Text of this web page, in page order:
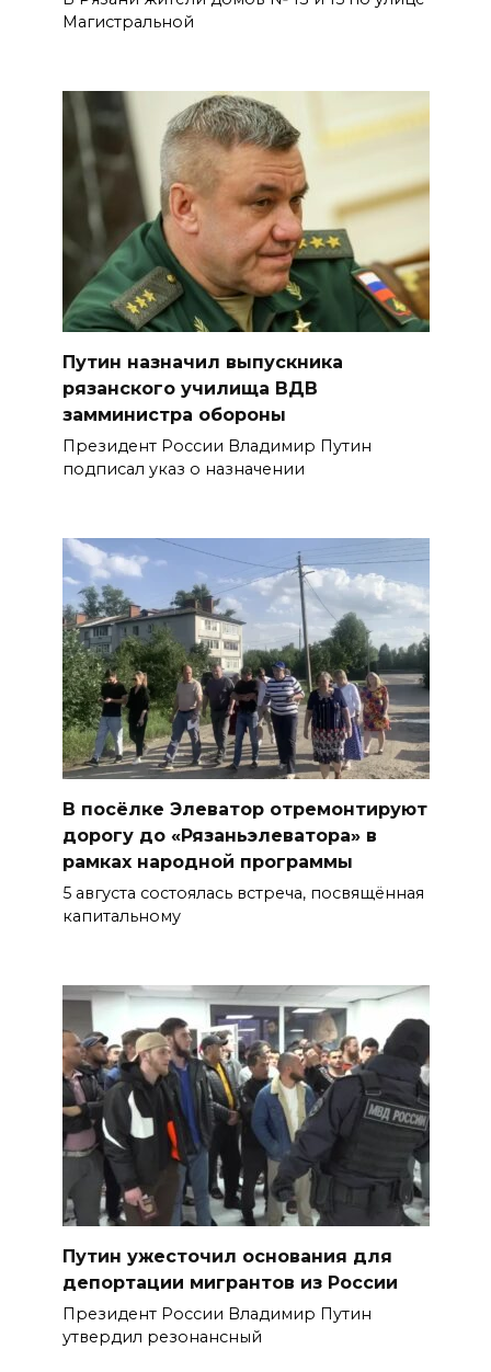
Магистральной
Путин назначил выпускника
рязанского училища ВДВ
замминистра обороны
Президент России Владимир Путин
подписал указ о назначении
В посёлке Элеватор отремонтируют
дорогу до «Рязаньэлеватора» в
рамках народной программы
5 августа состоялась встреча, посвящённая
капитальному
Путин ужесточил основания для
депортации мигрантов из России
Президент России Владимир Путин
утвердил резонансный